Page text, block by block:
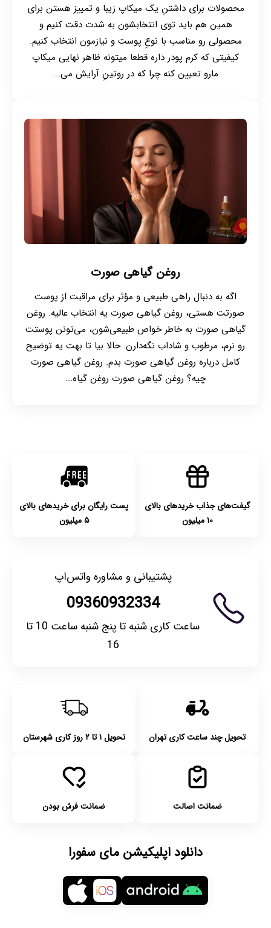
محصولات برای داشتنِ یک میکاپ زیبا و تمییز هستن برای
همین هم باید توی انتخابشون به شدت دقت کنیم و
محصولی رو مناسب با نوعِ پوست و نیازمون انتخاب کنیم.
کیفیتی که کرم پودر داره قطعا میتونه ظاهر نهایی میکاپ
مارو تعیین کنه چرا که در روتینِ آرایش می...
روغن گیاهی صورت
اگه به دنبال راهی طبیعی و مؤثر برای مراقبت از پوست
صورتت هستی، روغن گیاهی صورت یه انتخاب عالیه. روغن
گیاهی صورت به خاطر خواص طبیعی‌شون، می‌تونن پوستت
رو نرم، مرطوب و شاداب نگه‌دارن. حالا بیا تا بهت یه توضیح
کامل درباره روغن‌ گیاهی صورت بدم. روغن گیاهی صورت
چیه؟ روغن گیاهی صورت روغن گیاه...
گیفت‌های جذاب خریدهای بالای
۱۰ میلیون
پست رایگان برای خریدهای بالای
۵ میلیون
پشتیبانی و مشاوره واتس‌اپ
09360932334
ساعت کاری شنبه تا پنج شنبه ساعت 10 تا
16
تحویل چند ساعت کاری تهران تحویل ۱ تا ۲ روز کاری شهرستان
ضمانت اصالت ضمانت فرش بودن
دانلود اپلیکیشن مای سفورا